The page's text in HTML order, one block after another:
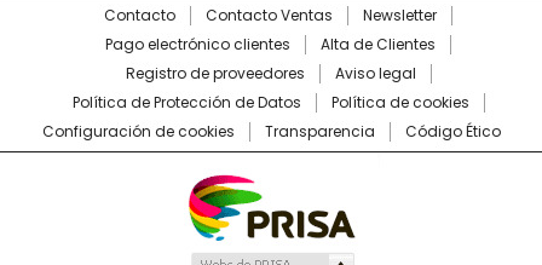
Contacto Contacto Ventas
Newsletter
Pago electrónico clientes
Alta de Clientes
Registro de proveedores
Aviso legal
Política de Protección de Datos
Política de cookies
Configuración de cookies
Transparencia Código Ético